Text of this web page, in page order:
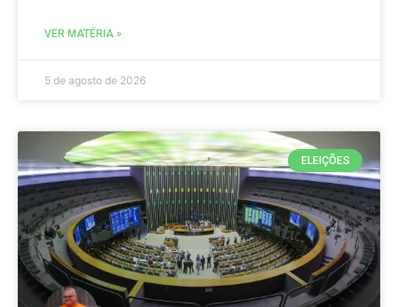
VER MATÉRIA »
5 de agosto de 2026
ELEIÇÕES